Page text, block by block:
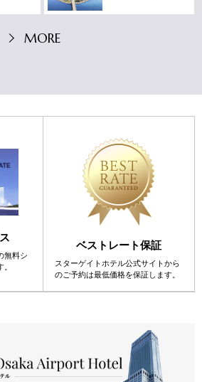
MORE
無料シ
ベストレート保証
スターゲイトホテル公式サイトから
のご予約は最低価格を保証します。